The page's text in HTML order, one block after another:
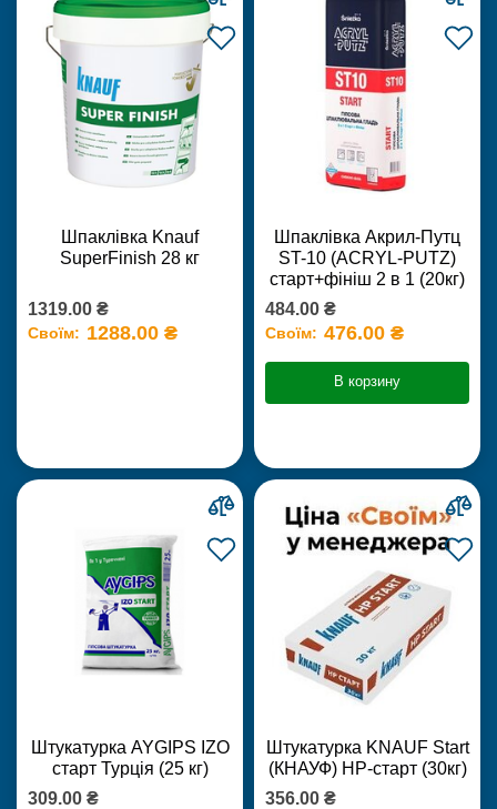
Шпаклівка Knauf
SuperFinish 28 кг
1319.00 ₴
Своїм: 1288.00 ₴
Шпаклівка Акрил-Путц
ST-10 (ACRYL-PUTZ)
старт+фініш 2 в 1 (20кг)
484.00 ₴
Своїм: 476.00 ₴
В корзину
Штукатурка AYGIPS IZO
старт Турція (25 кг)
309.00 ₴
Штукатурка KNAUF Start
(КНАУФ) НР-старт (30кг)
356.00 ₴